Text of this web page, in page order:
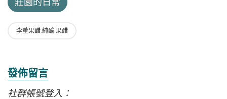
李董果醋.純釀.果醋
發佈留言
社群帳號登入：